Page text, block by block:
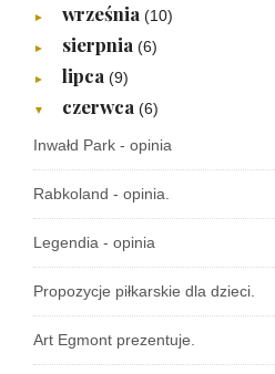
► września (10)
► sierpnia (6)
► lipca (9)
▼ czerwca (6)
Inwałd Park - opinia
Rabkoland - opinia.
Legendia - opinia
Propozycje piłkarskie dla dzieci.
Art Egmont prezentuje.